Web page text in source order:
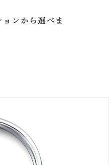
ンから選べま